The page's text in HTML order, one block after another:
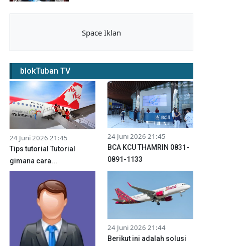
Space Iklan
blokTuban TV
24 Juni 2026 21:45
Tips tutorial Tutorial
gimana cara...
24 Juni 2026 21:45
BCA KCU THAMRIN 0831-
0891-1133
24 Juni 2026 21:44
Berikut ini adalah solusi